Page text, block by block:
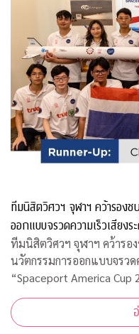
ทีมนิสิตวิศวฯ จุฬาฯ คว้ารองช
ออกแบบจรวดความเร็วเสียงร
ทีมนิสิตวิศวฯ จุฬาฯ คว้ารอ
นวัตกรรมการออกแบบจรวด
“Spaceport America Cup